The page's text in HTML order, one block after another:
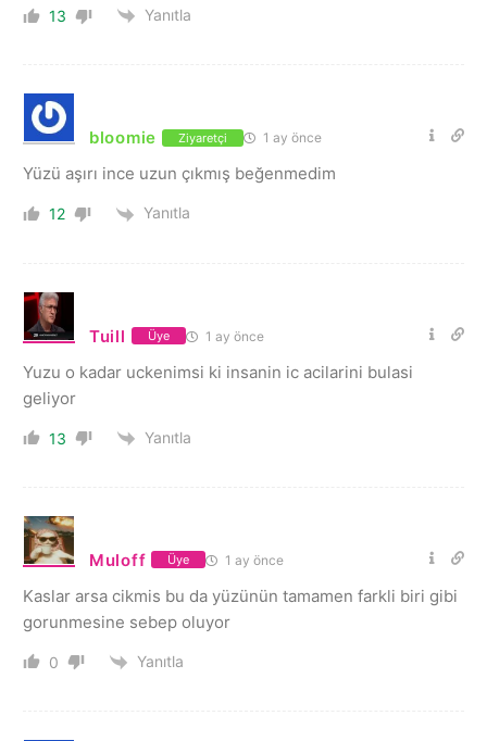
13 Yanıtla
bloomie Ziyaretçi 1 ay önce
Yüzü aşırı ince uzun çıkmış beğenmedim
12 Yanıtla
Tuill Üye 1 ay önce
Yuzu o kadar uckenimsi ki insanin ic acilarini bulasi
geliyor
13 Yanıtla
Muloff Üye 1 ay önce
Kaslar arsa cikmis bu da yüzünün tamamen farkli biri gibi
gorunmesine sebep oluyor
0 Yanıtla